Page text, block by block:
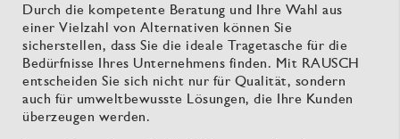
Durch die kompetente Beratung und Ihre Wahl aus
einer Vielzahl von Alternativen können Sie
sicherstellen, dass Sie die ideale Tragetasche für die
Bedürfnisse Ihres Unternehmens finden. Mit RAUSCH
entscheiden Sie sich nicht nur für Qualität, sondern
auch für umweltbewusste Lösungen, die Ihre Kunden
überzeugen werden.